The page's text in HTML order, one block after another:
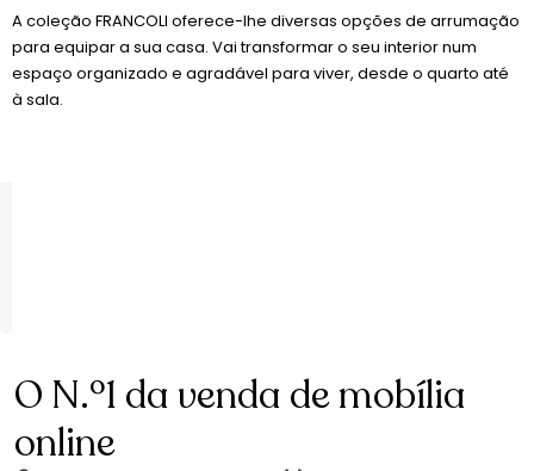
A coleção FRANCOLI oferece-lhe diversas opções de arrumação
para equipar a sua casa. Vai transformar o seu interior num
espaço organizado e agradável para viver, desde o quarto até
à sala.
O N.º1 da venda de mobília
online